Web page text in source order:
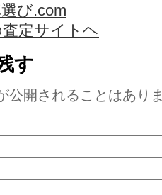
び.com
定サイトヘ
す
公開されることはあり